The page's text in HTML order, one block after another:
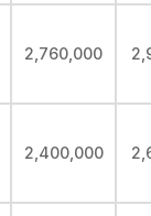
2,760,000
2,400,000